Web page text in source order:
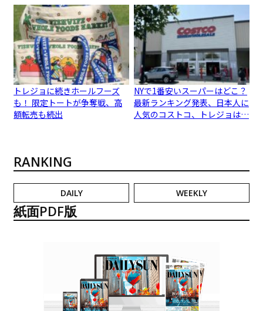
トレジョに続きホールフーズ
も！ 限定トートが争奪戦、高
額転売も続出
NYで1番安いスーパーはどこ？
最新ランキング発表、日本人に
人気のコストコ、トレジョは…
RANKING
DAILY WEEKLY
紙面PDF版